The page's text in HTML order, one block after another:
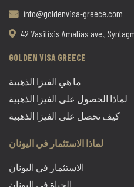
info@goldenvisa-greece.com
42 Vasilisis Amalias ave.,
GOLDEN VISA GREECE
ما هي الفيزا الذهبية
لماذا الحصول على الفيزا الذهبية
كيف تحصل على الفيزا الذهبية
لماذا الاستثمار في اليونان
الاستثمار في اليونان
الحياة في اليونان